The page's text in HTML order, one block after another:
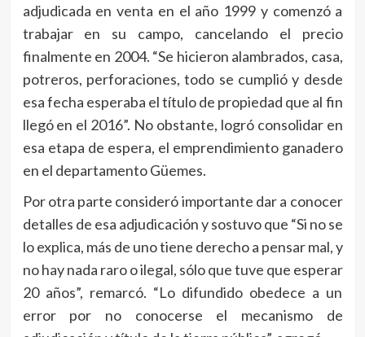
adjudicada en venta en el año 1999 y comenzó a
trabajar en su campo, cancelando el precio
finalmente en 2004. “Se hicieron alambrados, casa,
potreros, perforaciones, todo se cumplió y desde
esa fecha esperaba el título de propiedad que al fin
llegó en el 2016”. No obstante, logró consolidar en
esa etapa de espera, el emprendimiento ganadero
en el departamento Güemes.
Por otra parte consideró importante dar a conocer
detalles de esa adjudicación y sostuvo que “Si no se
lo explica, más de uno tiene derecho a pensar mal, y
no hay nada raro o ilegal, sólo que tuve que esperar
20 años”, remarcó. “Lo difundido obedece a un
error por no conocerse el mecanismo de